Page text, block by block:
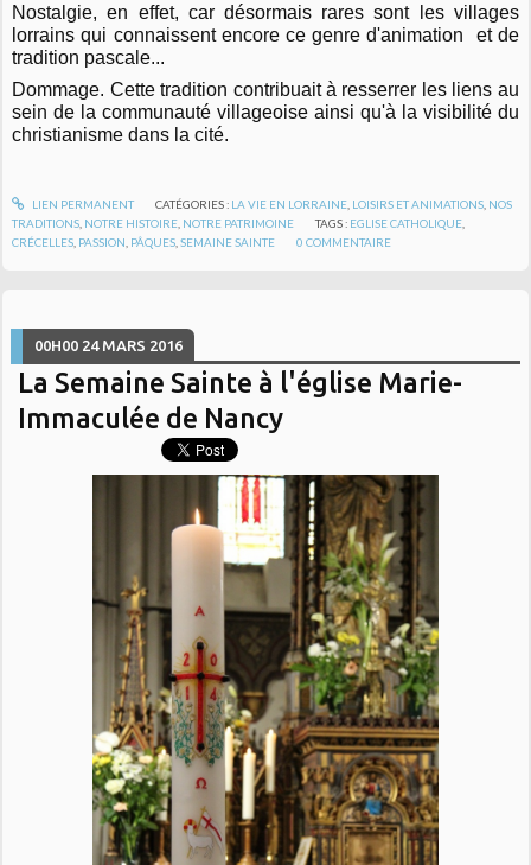
Nostalgie, en effet, car désormais rares sont les villages
lorrains qui connaissent encore ce genre d'animation et de
tradition pascale...
Dommage. Cette tradition contribuait à resserrer les liens au
sein de la communauté villageoise ainsi qu'à la visibilité du
christianisme dans la cité.
LIEN PERMANENT CATÉGORIES : LA VIE EN LORRAINE, LOISIRS ET ANIMATIONS, NOS
TRADITIONS NOTRE HISTOIRE NOTRE PATRIMOINE TAGS : EGLISE CATHOLIQUE
CRÉCELLES PASSION PÂQUES ,SEMAINE SAINTE 0 COMMENTAIRE
00H00 24 MARS 2016
La Semaine Sainte à l'église Marie-
Immaculée de Nancy